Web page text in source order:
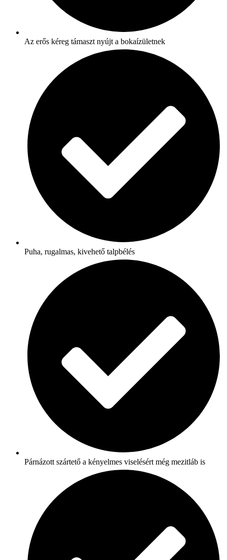
Az erős kéreg támaszt nyújt a bokaízületnek
Puha, rugalmas, kivehető talpbélés
Párnázott szártető a kényelmes viselésért még mezitláb is